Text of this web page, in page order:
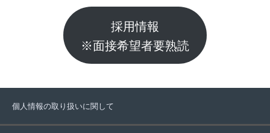
採用情報
※面接希望者要熟読
個人情報の取り扱いに関して